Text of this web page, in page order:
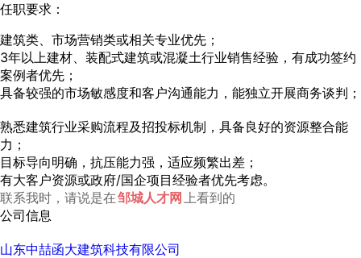
任职要求：
建筑类、市场营销类或相关专业优先；
3年以上建材、装配式建筑或混凝土行业销售经验，有成功签约
案例者优先；
具备较强的市场敏感度和客户沟通能力，能独立开展商务谈判；
熟悉建筑行业采购流程及招投标机制，具备良好的资源整合能
力；
目标导向明确，抗压能力强，适应频繁出差；
有大客户资源或政府/国企项目经验者优先考虑。
联系我时，请说是在邹城人才网 上看到的
公司信息
山东中喆函大建筑科技有限公司